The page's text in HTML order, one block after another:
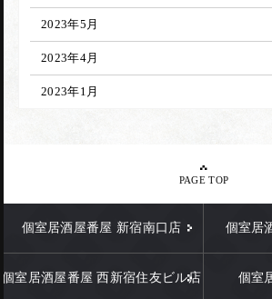
2023年5月
2023年4月
2023年1月
PAGE TOP
個室居酒屋番屋 新宿南口店 個室居
個室居酒屋番屋 西新宿住友ビル店 個室